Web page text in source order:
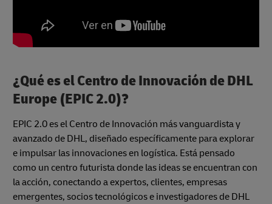
¿Qué es el Centro de Innovación de DHL
Europe (EPIC 2.0)?
EPIC 2.0 es el Centro de Innovación más vanguardista y
avanzado de DHL, diseñado específicamente para explorar
e impulsar las innovaciones en logística. Está pensado
como un centro futurista donde las ideas se encuentran con
la acción, conectando a expertos, clientes, empresas
emergentes, socios tecnológicos e investigadores de DHL